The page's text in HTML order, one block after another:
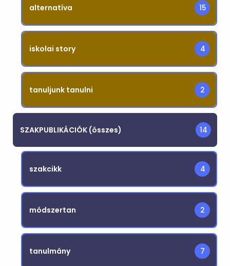
alternatíva 15
iskolai story 4
tanuljunk tanulni 2
SZAKPUBLIKÁCIÓK (összes) 14
szakcikk 4
módszertan 2
tanulmány 7